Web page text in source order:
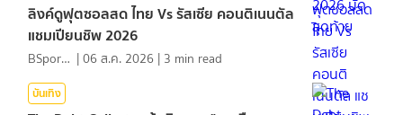
ลิงค์ดูฟุตซอลสด ไทย Vs รัสเซีย คอนติเนนตัล
แชมเปียนชิพ 2026
BSports8 |06 ส.ค. 2026 | 3 min read
บันเทิง